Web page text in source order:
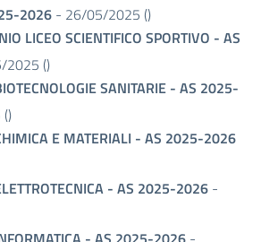
2026 - 26/05/2025 ()
LICEO SCIENTIFICO SPORTIVO - AS
2025 ()
SANITARIE - AS 2025-
)
E MATERIALI - AS 2025-2026
- AS 2025-2026 -